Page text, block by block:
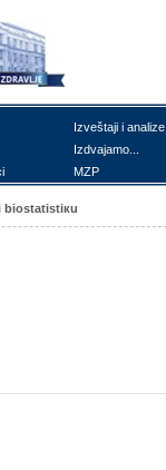
Izvеštајi i аnаlizе
Izdvајаmо...
MZP
biоstаtistiкu